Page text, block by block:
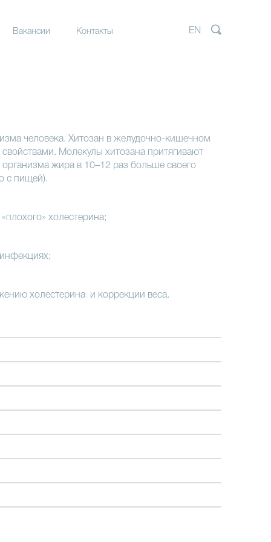
Вакансии Контакты EN
человека. Хитозан в желудочно-кишечном
Молекулы хитозана притягивают
жира в 10–12 раз больше своего
с пищей).
холестерина;
холестерина и коррекции веса.